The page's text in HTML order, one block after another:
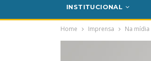
INSTITUCIONAL
Home Imprensa Na mídia